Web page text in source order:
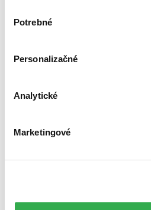
používať všetky tieto cookies.
súhlasu
Potrebné
Personalizačné
Analytické
Marketingové